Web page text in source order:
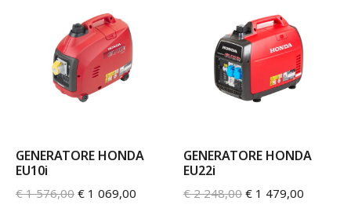
GENERATORE HONDA
EU10i
€1 576,00 € 1 069,00
GENERATORE HONDA
EU22i
€2 248,00 € 1 479,00